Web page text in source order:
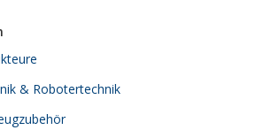
& Robotertechnik